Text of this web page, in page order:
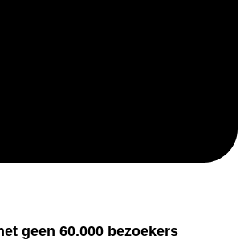
geen 60.000 bezoekers